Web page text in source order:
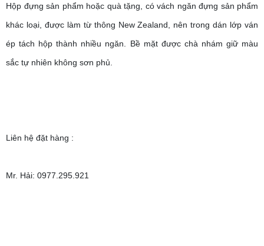
Hộp đựng sản phẩm hoặc quà tặng, có vách ngăn đựng sản phẩm
khác loại, được làm từ thông New Zealand, nên trong dán lớp ván
ép tách hộp thành nhiều ngăn. Bề mặt được chà nhám giữ màu
sắc tự nhiên không sơn phủ.
Liên hệ đặt hàng :
Mr. Hải: 0977.295.921